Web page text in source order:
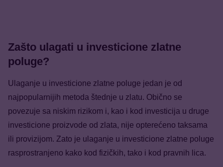
Zašto ulagati u investicione zlatne
poluge?
Ulaganje u investicione zlatne poluge jedan je od
najpopularnijih metoda štednje u zlatu. Obično se
povezuje sa niskim rizikom i, kao i kod investicija u druge
investicione proizvode od zlata, nije opterećeno taksama
ili provizijom. Zato je ulaganje u investicione zlatne poluge
rasprostranjeno kako kod fizičkih, tako i kod pravnih lica.